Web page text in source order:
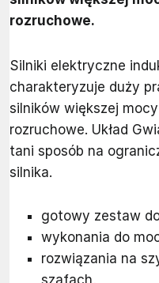
rozruchowe.
Silniki elektryczne
charakteryzuje duży
silników większej
rozruchowe. Układ
tani sposób na
silnika.
gotowy zestaw
wykonania do
rozwiązania na
szafach,